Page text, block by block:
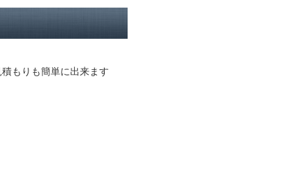
もりも簡単に出来ます